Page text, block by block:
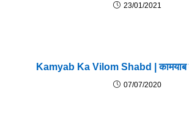
23/01/2021
Kamyab Ka Vilom Shabd | कामयाब
07/07/2020